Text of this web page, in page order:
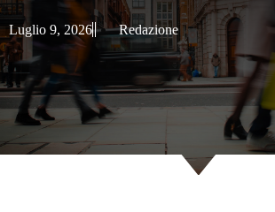
Luglio 9, 2026 Redazione